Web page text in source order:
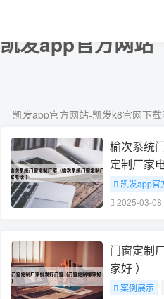
自建房铝合金门
凯发app官方网站
凯发app官方网站-凯发k8官网下
榆次系统
定制厂家电
凯发app官
# 榆次系统门
2025-03-08
门窗定制
家好 ）
案例展示